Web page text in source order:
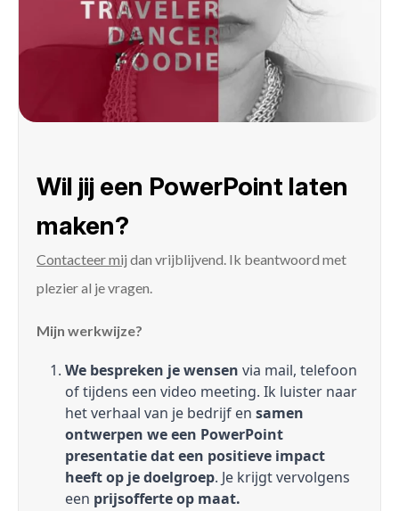
Wil jij een PowerPoint laten
maken?
Contacteer mij dan vrijblijvend. Ik beantwoord met
plezier al je vragen.
Mijn werkwijze?
We bespreken je wensen via mail, telefoon
of tijdens een video meeting. Ik luister naar
het verhaal van je bedrijf en samen
ontwerpen we een PowerPoint
presentatie dat een positieve impact
heeft op je doelgroep. Je krijgt vervolgens
een prijsofferte op maat.